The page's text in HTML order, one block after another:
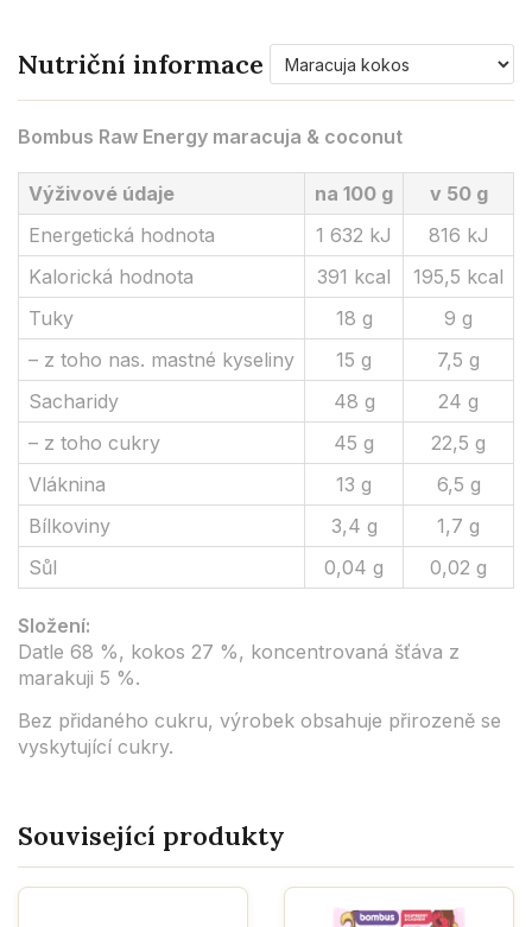
Nutriční informace
Související
produkt
Bombus Raw Energy maracuja & coconut
Výživové údaje na 100 g
v 50 g
Energetická hodnota
1 632 kJ
816 kJ
Kalorická hodnota
391 kcal
195,5 kcal
Tuky
18 g
9 g
– z toho nas. mastné kyseliny
15 g
7,5 g
Sacharidy
48 g
24 g
– z toho cukry
45 g
22,5 g
Vláknina
13 g
6,5 g
Bílkoviny
3,4 g
1,7 g
Sůl
0,04 g 0,02 g
Složení:
Datle 68 %, kokos 27 %, koncentrovaná šťáva z
marakuji 5 %.
Bez přidaného cukru, výrobek obsahuje přirozeně se
vyskytující cukry.
Související produkty